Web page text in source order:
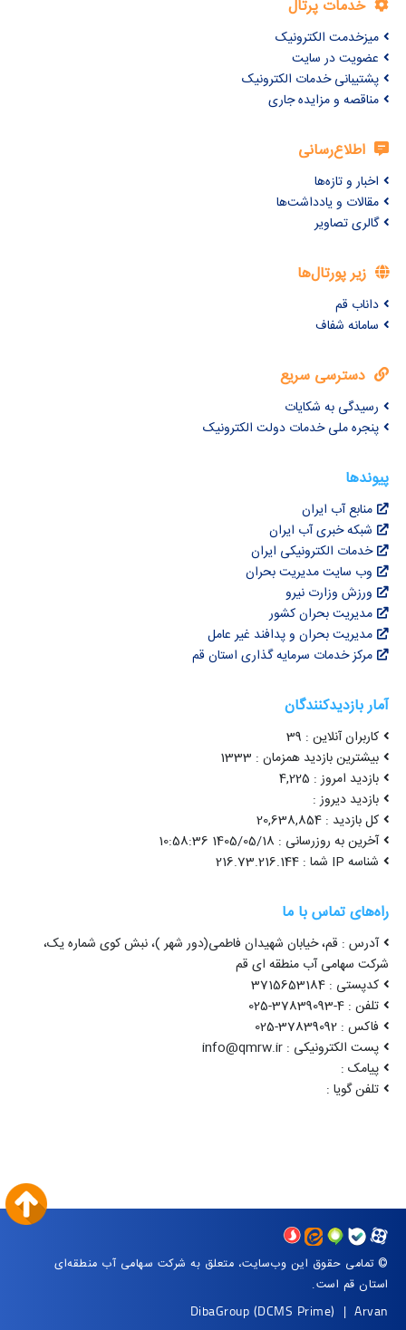
خدمات پرتال
میزخدمت الکترونیک
عضویت در سایت
پشتیبانی خدمات الکترونیک
مناقصه و مزایده جاری
اطلاع‌رسانی
اخبار و تازه‌ها
مقالات و یادداشت‌ها
گالری تصاویر
زیر پورتال‌ها
داناب قم
سامانه شفاف
دسترسی سریع
رسیدگی به شکایات
پنجره ملی خدمات دولت الکترونیک
پیوندها
منابع آب ایران
شبکه خبری آب ایران
خدمات الکترونیکی ایران
وب سایت مدیریت بحران
ورزش وزارت نیرو
مدیریت بحران کشور
مدیریت بحران و پدافند غیر عامل
مرکز خدمات سرمایه گذاری استان قم
آمار بازدیدکنندگان
کاربران آنلاین : 39
بیشترین بازدید همزمان : 1333
بازدید امروز : 4,225
بازدید دیروز :
کل بازدید : 20,638,854
آخرین به روزرسانی : 1405/05/18 10:58:36
شناسه IP شما : 216.73.216.144
راه‌های تماس با ما
آدرس : قم، خیابان شهیدان فاطمی(دور شهر )، نبش کوی شماره یک،
شرکت سهامی آب منطقه ای قم
کدپستی : 3715653184
تلفن : 4-37839093-025
فاکس : 37839092-025
پست الکترونیکی : info@qmrw.ir
پیامک :
تلفن گویا :
© تمامی حقوق این وب‌سایت، متعلق به شرکت سهامی آب منطقه‌ای
استان قم است.
DibaGroup (DCMS Prime) |Arvan